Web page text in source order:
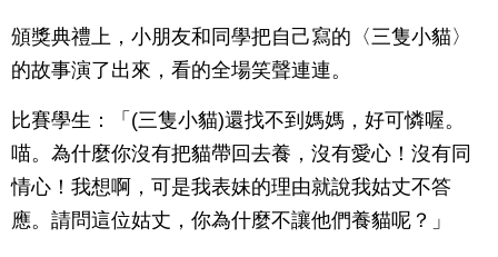
頒獎典禮上，小朋友和同學把自己寫的〈三隻小貓〉
的故事演了出來，看的全場笑聲連連。
比賽學生：「(三隻小貓)還找不到媽媽，好可憐喔。
喵。為什麼你沒有把貓帶回去養，沒有愛心！沒有同
情心！我想啊，可是我表妹的理由就說我姑丈不答
應。請問這位姑丈，你為什麼不讓他們養貓呢？」